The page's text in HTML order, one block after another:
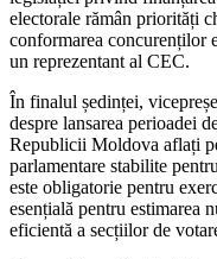
electorale rămân priorități
conformarea concurenților
un reprezentant al CEC.
În finalul ședinței,
despre lansarea perioadei
Republicii Moldova aflați
parlamentare stabilite
este obligatorie pentru
esențială pentru estimarea
eficientă a secțiilor de